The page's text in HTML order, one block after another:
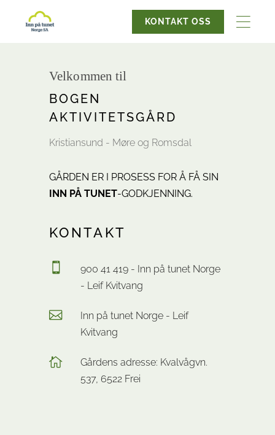
KONTAKT OSS
Velkommen til
BOGEN
AKTIVITETSGÅRD
Kristiansund - Møre og Romsdal
GÅRDEN ER I PROSESS FOR Å FÅ SIN
INN PÅ TUNET-GODKJENNING.
KONTAKT
900 41 419 - Inn på tunet Norge
- Leif Kvitvang
Inn på tunet Norge - Leif
Kvitvang
Gårdens adresse: Kvalvågvn.
537, 6522 Frei